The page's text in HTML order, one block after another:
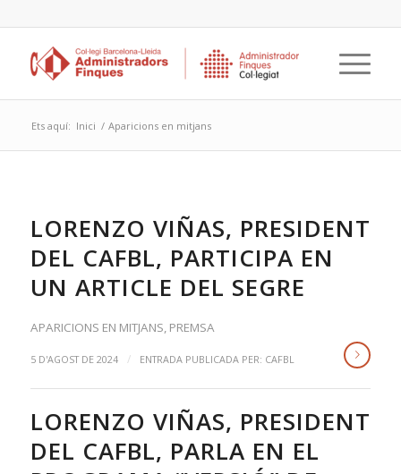
Ets aquí: Inici / Aparicions en mitjans
LORENZO VIÑAS, PRESIDENT
DEL CAFBL, PARTICIPA EN
UN ARTICLE DEL SEGRE
APARICIONS EN MITJANS, PREMSA
5 D'AGOST DE 2024 / ENTRADA PUBLICADA PER: CAFBL
LORENZO VIÑAS, PRESIDENT
DEL CAFBL, PARLA EN EL